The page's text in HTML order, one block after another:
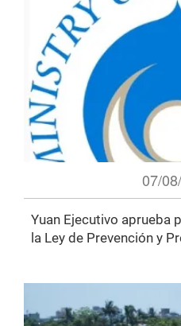
07/
Yuan Ejecutivo aprueba
la Ley de Prevención y